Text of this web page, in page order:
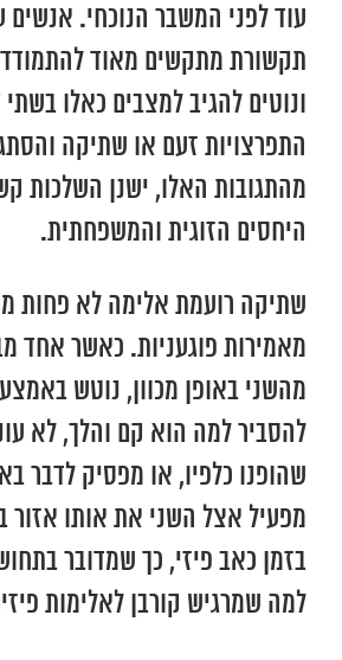
עוד לפני המשבר הנוכחי.
תקשורת מתקשים מאוד
ונוטים להגיב למצבים כאלו בשתי
התפרצויות זעם או שתיקה
מהתגובות האלו, ישנן השלכות
היחסים הזוגית והמשפחתית.
שתיקה רועמת אלימה לא פחות
מאמירות פוגעניות. כאשר אחד
מהשני באופן מכוון, נוטש
להסביר למה הוא קם והלך, לא
שהופנו כלפיו, או מפסיק לדבר
מפעיל אצל השני את אותו אזור
בזמן כאב פיזי, כך שמדובר
למה שמרגיש קורבן לאלימות